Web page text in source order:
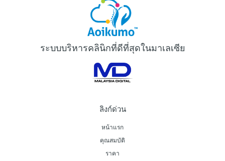
ระบบบริหารคลินิกที่ดีที่สุดในมาเลเซีย
ลิงก์ด่วน
หน้าแรก
คุณสมบัติ
ราคา